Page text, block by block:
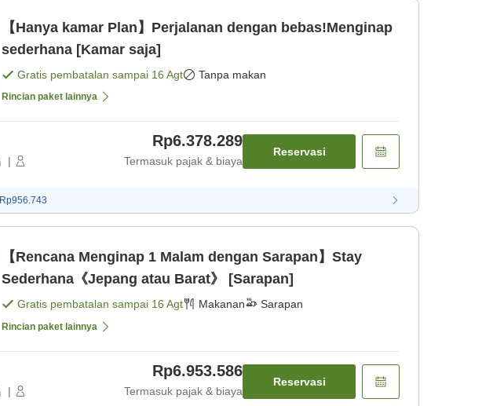
【Hanya kamar Plan】Perjalanan dengan bebas!Menginap
sederhana [Kamar saja]
Gratis pembatalan sampai 16 Agt Tanpa makan
Rincian paket lainnya
|
Rp6.378.289
Termasuk pajak & biaya
Reservasi
Rp956.743
【Rencana Menginap 1 Malam dengan Sarapan】Stay
Sederhana《Jepang atau Barat》 [Sarapan]
Gratis pembatalan sampai 16 Agt Makanan Sarapan
Rincian paket lainnya
|
Rp6.953.586
Termasuk pajak & biaya
Reservasi